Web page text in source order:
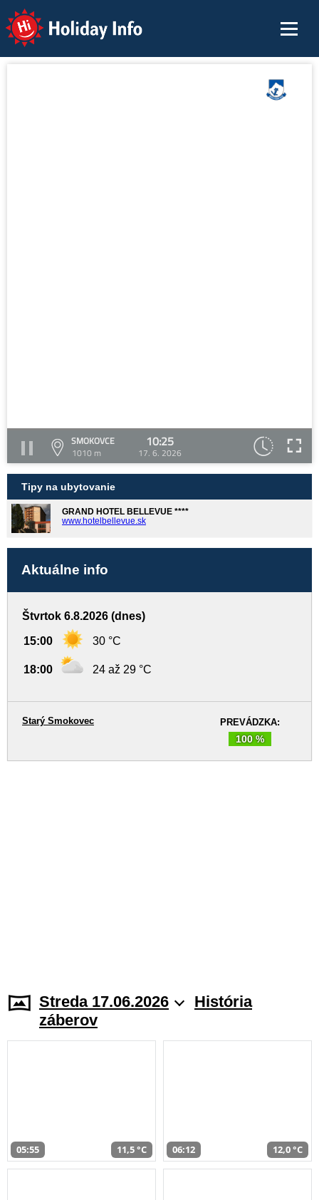
Holiday Info
SMOKOVCE
1010 m
10:25
17. 6. 2026
Tipy na ubytovanie
GRAND HOTEL BELLEVUE ****
www.hotelbellevue.sk
Aktuálne info
Štvrtok 6.8.2026 (dnes)
15:00 30 °C
18:00 24 až 29 °C
PREVÁDZKA:
100 %
Starý Smokovec
Streda 17.06.2026
História
záberov
05:55 11,5 °C 06:12 12,0 °C